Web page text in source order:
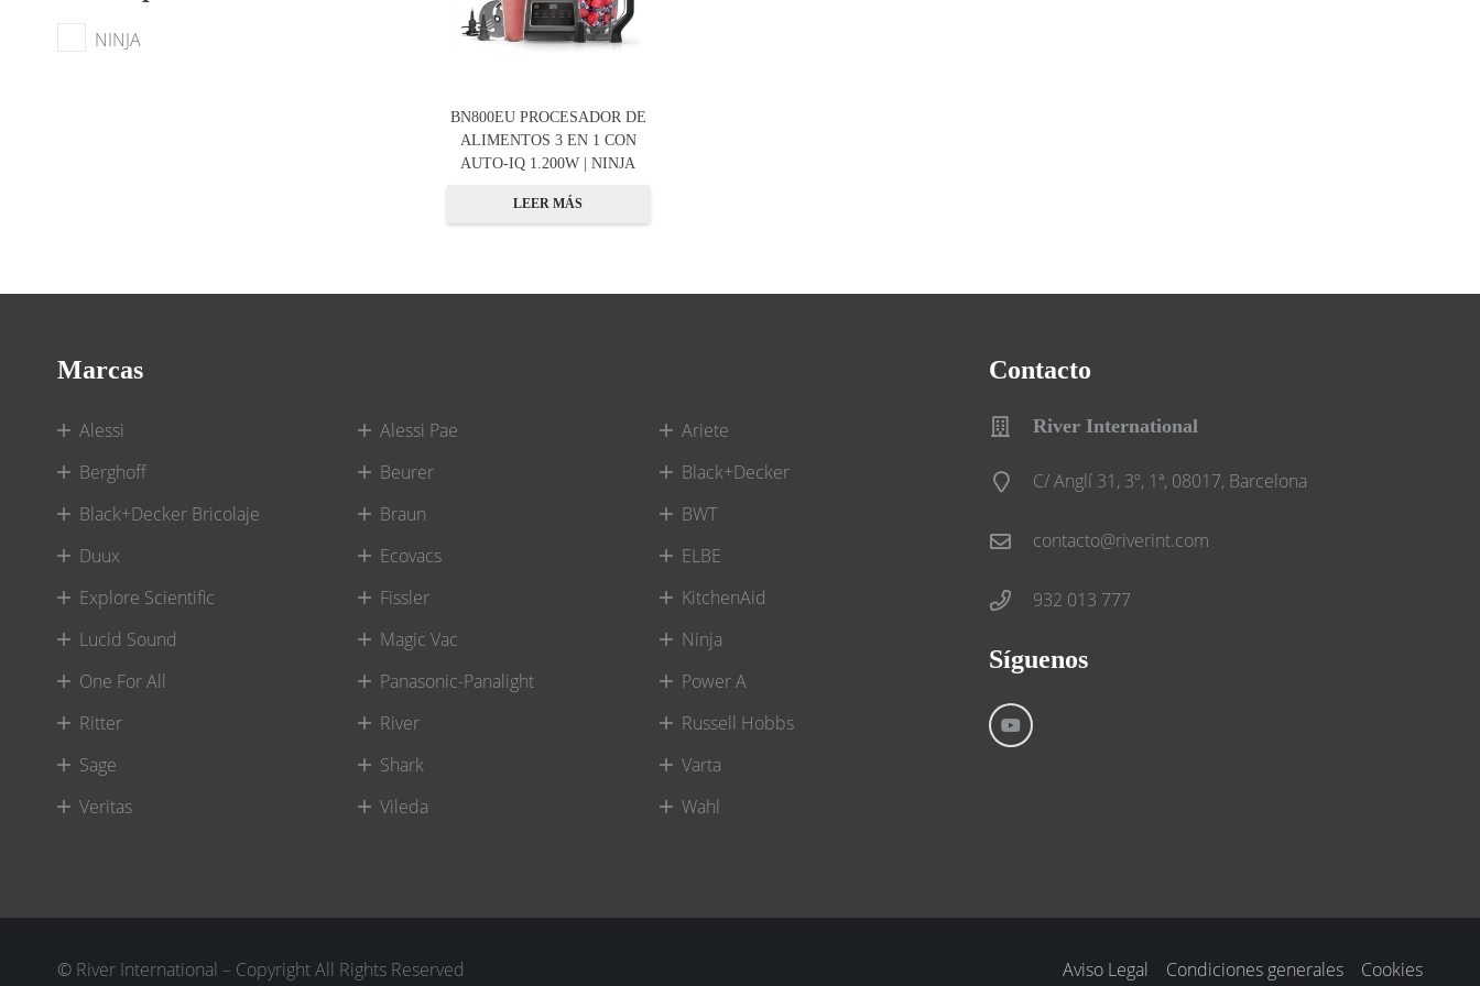
NINJA
BN800EU PROCESADOR DE
ALIMENTOS 3 EN 1 CON
AUTO-IQ 1.200W | NINJA
LEER MÁS
Marcas
Alessi Alessi Pae
Ariete
Berghoff
Beurer
Black+Decker
Black+Decker Bricolaje
Braun
BWT
Duux
Ecovacs
ELBE
Explore Scientific
Fissler
KitchenAid
Lucid Sound
Magic Vac
Ninja
One For All
Panasonic-Panalight
Power A
Ritter
River
Russell Hobbs
Sage
Shark
Varta
Veritas
Vileda Wahl
Contacto
River International
C/ Anglí 31, 3º, 1ª, 08017, Barcelona
contacto@riverint.com
932 013 777
Síguenos
© River International – Copyright All Rights Reserved Aviso Legal Condiciones generales Cookies